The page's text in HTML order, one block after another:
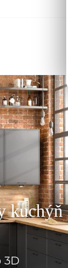
kuchýň
3D
a kvalitní.
stejně
skříní.
na ně ať
Nakonec